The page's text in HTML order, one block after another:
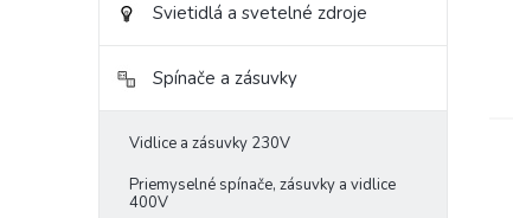
Svietidlá a svetelné zdroje
Spínače a zásuvky
Vidlice a zásuvky 230V
Priemyselné spínače, zásuvky a vidlice
400V